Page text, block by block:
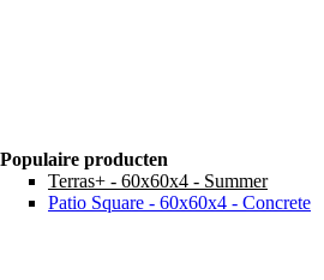
Populaire producten
Terras+ - 60x60x4 - Summer
Patio Square - 60x60x4 - Concrete